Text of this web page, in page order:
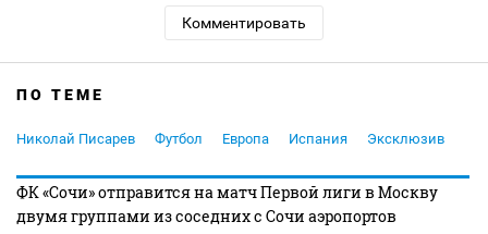
Комментировать
ПО ТЕМЕ
Николай Писарев Футбол Европа Испания Эксклюзив
ФК «Сочи» отправится на матч Первой лиги в Москву
двумя группами из соседних с Сочи аэропортов